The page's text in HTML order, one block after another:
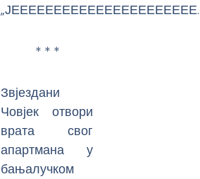
* * *
Звјездани
Човјек отвори
врата свог
апартмана у
бањалучком